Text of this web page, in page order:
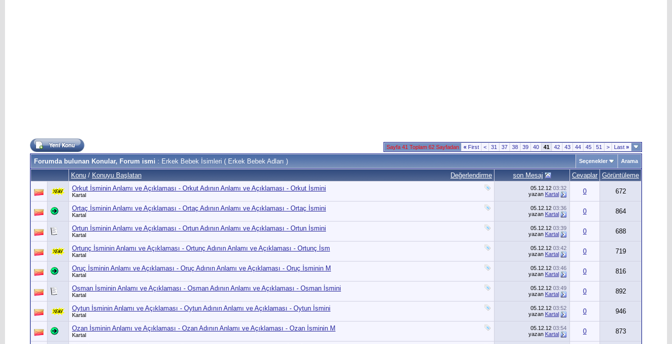
Sayfa 41 Toplam 62 Sayfadan « First < 31 37 38 39 40 41 42 43 44 45 51 > Last »
Forumda bulunan Konular, Forum ismi : Erkek Bebek İsimleri ( Erkek Bebek Adları ) Seçenekler Arama
Değerlendirme
Konu / Konuyu Başlatan son Mesaj Cevaplar Görüntüleme
Orkut İsminin Anlamı ve Açıklaması - Orkut Adının Anlamı ve Açıklaması - Orkut İsmini
Kartal
05.12.12 03:32
yazan Kartal 0 672
Ortaç İsminin Anlamı ve Açıklaması - Ortaç Adının Anlamı ve Açıklaması - Ortaç İsmini
Kartal
05.12.12 03:36
yazan Kartal 0 864
Ortun İsminin Anlamı ve Açıklaması - Ortun Adının Anlamı ve Açıklaması - Ortun İsmini
Kartal
05.12.12 03:39
yazan Kartal 0 688
Ortunç İsminin Anlamı ve Açıklaması - Ortunç Adının Anlamı ve Açıklaması - Ortunç İsm
Kartal
05.12.12 03:42
yazan Kartal 0 719
Oruç İsminin Anlamı ve Açıklaması - Oruç Adının Anlamı ve Açıklaması - Oruç İsminin M
Kartal
05.12.12 03:46
yazan Kartal 0 816
Osman İsminin Anlamı ve Açıklaması - Osman Adının Anlamı ve Açıklaması - Osman İsmini
Kartal
05.12.12 03:49
yazan Kartal 0 892
Oytun İsminin Anlamı ve Açıklaması - Oytun Adının Anlamı ve Açıklaması - Oytun İsmini
Kartal
05.12.12 03:52
yazan Kartal 0 946
Ozan İsminin Anlamı ve Açıklaması - Ozan Adının Anlamı ve Açıklaması - Ozan İsminin M
Kartal
05.12.12 03:54
yazan Kartal 0 873